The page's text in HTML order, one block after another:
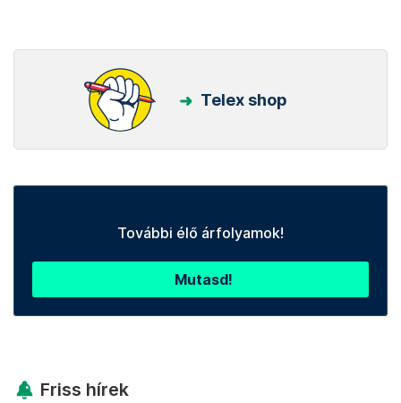
Telex shop
További élő árfolyamok!
Mutasd!
Friss hírek